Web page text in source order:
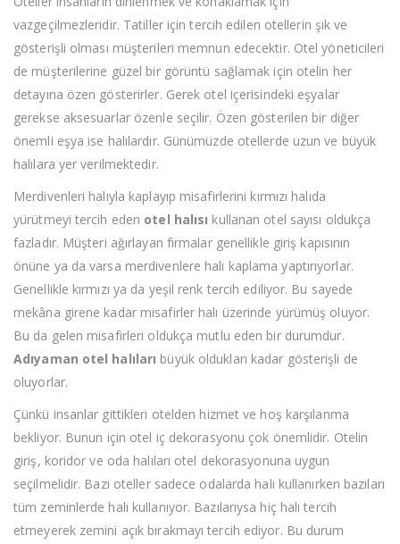
vazgeçilmezleridir. Tatiller için tercih edilen otellerin şık ve
gösterişli olması müşterileri memnun edecektir. Otel yöneticileri
de müşterilerine güzel bir görüntü sağlamak için otelin her
detayına özen gösterirler. Gerek otel içerisindeki eşyalar
gerekse aksesuarlar özenle seçilir. Özen gösterilen bir diğer
önemli eşya ise halılardır. Günümüzde otellerde uzun ve büyük
halılara yer verilmektedir.
Merdivenleri halıyla kaplayıp misafirlerini kırmızı halıda
yürütmeyi tercih eden otel halısı kullanan otel sayısı oldukça
fazladır. Müşteri ağırlayan firmalar genellikle giriş kapısının
önüne ya da varsa merdivenlere halı kaplama yaptırıyorlar.
Genellikle kırmızı ya da yeşil renk tercih ediliyor. Bu sayede
mekâna girene kadar misafirler halı üzerinde yürümüş oluyor.
Bu da gelen misafirleri oldukça mutlu eden bir durumdur.
Adıyaman otel halıları büyük oldukları kadar gösterişli de
oluyorlar.
Çünkü insanlar gittikleri otelden hizmet ve hoş karşılanma
bekliyor. Bunun için otel iç dekorasyonu çok önemlidir. Otelin
giriş, koridor ve oda halıları otel dekorasyonuna uygun
seçilmelidir. Bazı oteller sadece odalarda halı kullanırken bazıları
tüm zeminlerde halı kullanıyor. Bazılarıysa hiç halı tercih
etmeyerek zemini açık bırakmayı tercih ediyor. Bu durum